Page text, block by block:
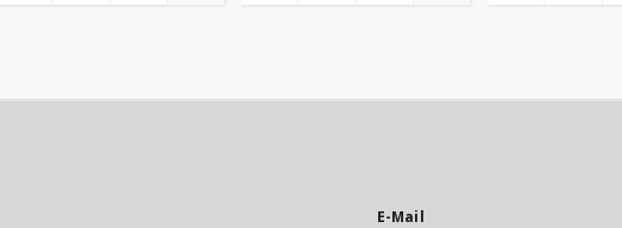
E-Mail